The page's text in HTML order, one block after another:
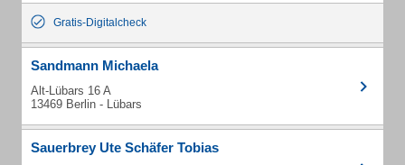
Gratis-Digitalcheck
Sandmann Michaela
Alt-Lübars 16 A
13469 Berlin - Lübars
Sauerbrey Ute Schäfer Tobias